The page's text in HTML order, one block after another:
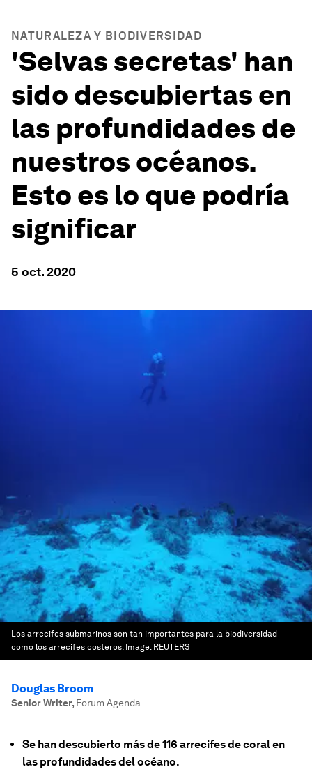
NATURALEZA Y BIODIVERSIDAD
'Selvas secretas' han
sido descubiertas en
las profundidades de
nuestros océanos.
Esto es lo que podría
significar
5 oct. 2020
Los arrecifes submarinos son tan importantes para la biodiversidad
como los arrecifes costeros. Image: REUTERS
Douglas Broom
Senior Writer, Forum Agenda
Se han descubierto más de 116 arrecifes de coral en
las profundidades del océano.